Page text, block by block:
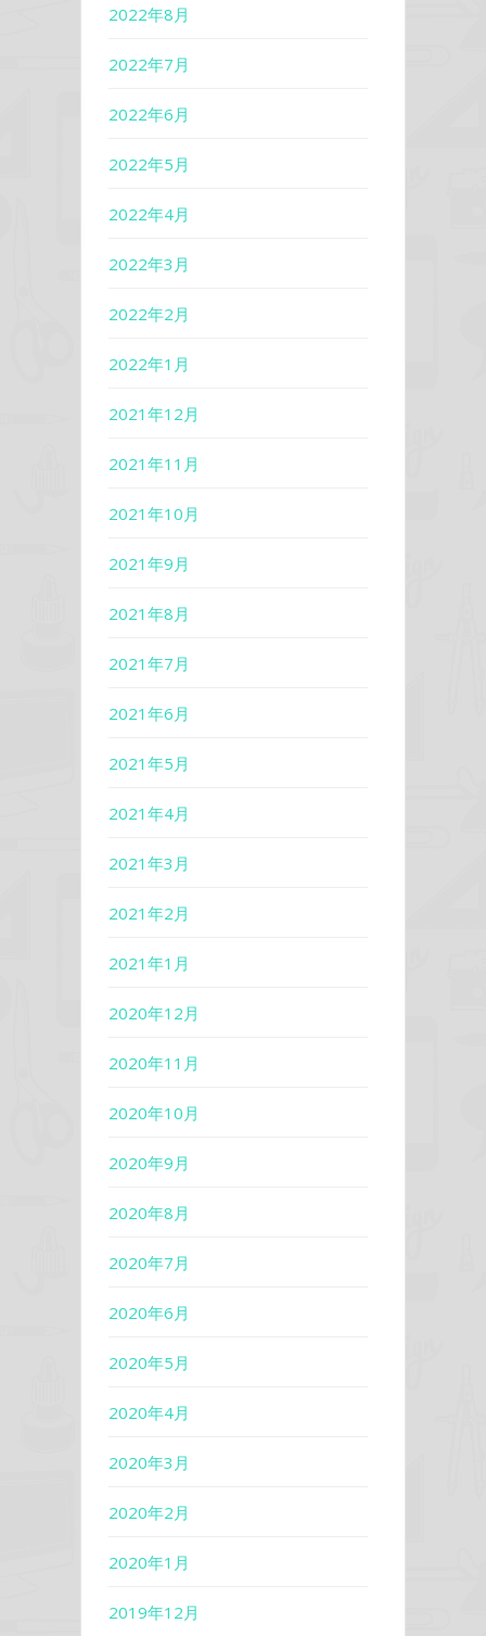
2022年8月
2022年7月
2022年6月
2022年5月
2022年4月
2022年3月
2022年2月
2022年1月
2021年12月
2021年11月
2021年10月
2021年9月
2021年8月
2021年7月
2021年6月
2021年5月
2021年4月
2021年3月
2021年2月
2021年1月
2020年12月
2020年11月
2020年10月
2020年9月
2020年8月
2020年7月
2020年6月
2020年5月
2020年4月
2020年3月
2020年2月
2020年1月
2019年12月